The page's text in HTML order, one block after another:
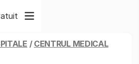
/ CENTRUL MEDICAL